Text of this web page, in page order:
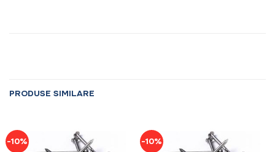
PRODUSE SIMILARE
-10% -10%